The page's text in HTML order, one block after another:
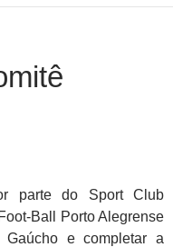
parte do Sport Club
Ball Porto Alegrense
e completar a